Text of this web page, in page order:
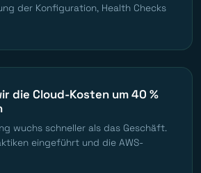
der Konfiguration, Health Checks
die Cloud-Kosten um 40 %
wuchs schneller als das Geschäft.
eingeführt und die AWS-